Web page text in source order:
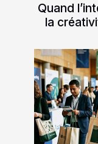
Quand
la